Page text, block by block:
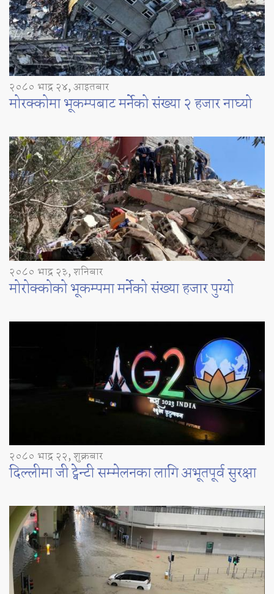
२०८० भाद्र २४, आइतबार
मोरक्कोमा भूकम्पबाट मर्नेको संख्या २ हजार नाघ्यो
२०८० भाद्र २३, शनिबार
मोरोक्कोको भूकम्पमा मर्नेको संख्या हजार पुग्यो
२०८० भाद्र २२, शुक्रबार
दिल्लीमा जी ट्वेन्टी सम्मेलनका लागि अभूतपूर्व सुरक्षा